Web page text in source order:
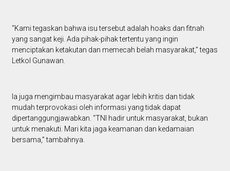
“Kami tegaskan bahwa isu tersebut adalah hoaks dan fitnah
yang sangat keji. Ada pihak-pihak tertentu yang ingin
menciptakan ketakutan dan memecah belah masyarakat,” tegas
Letkol Gunawan.
Ia juga mengimbau masyarakat agar lebih kritis dan tidak
mudah terprovokasi oleh informasi yang tidak dapat
dipertanggungjawabkan. “TNI hadir untuk masyarakat, bukan
untuk menakuti. Mari kita jaga keamanan dan kedamaian
bersama,” tambahnya.